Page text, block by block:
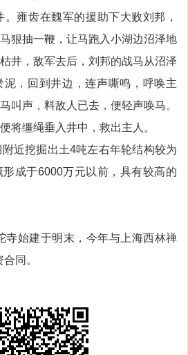
雍齿在魏军的援助下大败刘邦，
狠抽一鞭，让马跑入小湖边沼泽地
井，敌军去后，刘邦的战马从沼泽
，回到井边，连声嘶鸣，呼唤主
叫声，料敌人已去，便轻声唤马。
将缰绳垂入井中，救出主人。
近挖掘出土4吨左右年轮结构较为
成于6000万元以前，具有较高的
始建于明末，今年与上海西林禅
同。